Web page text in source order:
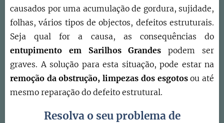
causados por uma acumulação de gordura, sujidade,
folhas, vários tipos de objectos, defeitos estruturais.
Seja qual for a causa, as consequências do
entupimento em Sarilhos Grandespodem ser
graves. A solução para esta situação, pode estar na
remoção da obstrução, limpezas dos esgotosou até
mesmo reparação do defeito estrutural.
Resolva o seu problema de